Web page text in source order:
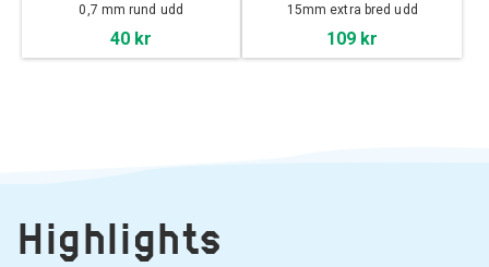
0,7 mm rund udd
40 kr
15mm extra bred udd
109 kr
Highlights